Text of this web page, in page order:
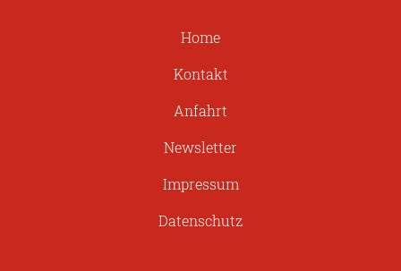
Home
Kontakt
Anfahrt
Newsletter
Impressum
Datenschutz